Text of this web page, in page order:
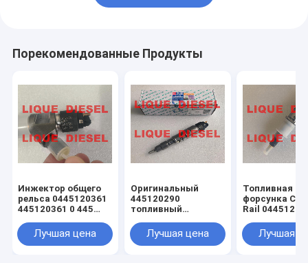
Порекомендованные Продукты
Инжектор общего
рельса 0445120361
445120361 0 445
Лучшая цена
Оригинальный
445120290
топливный
0445120290 0 445
120 290 L4700-
Лучшая цена
Топливная
форсунка
Rail
120 059 0 445
231 для
Лучшая